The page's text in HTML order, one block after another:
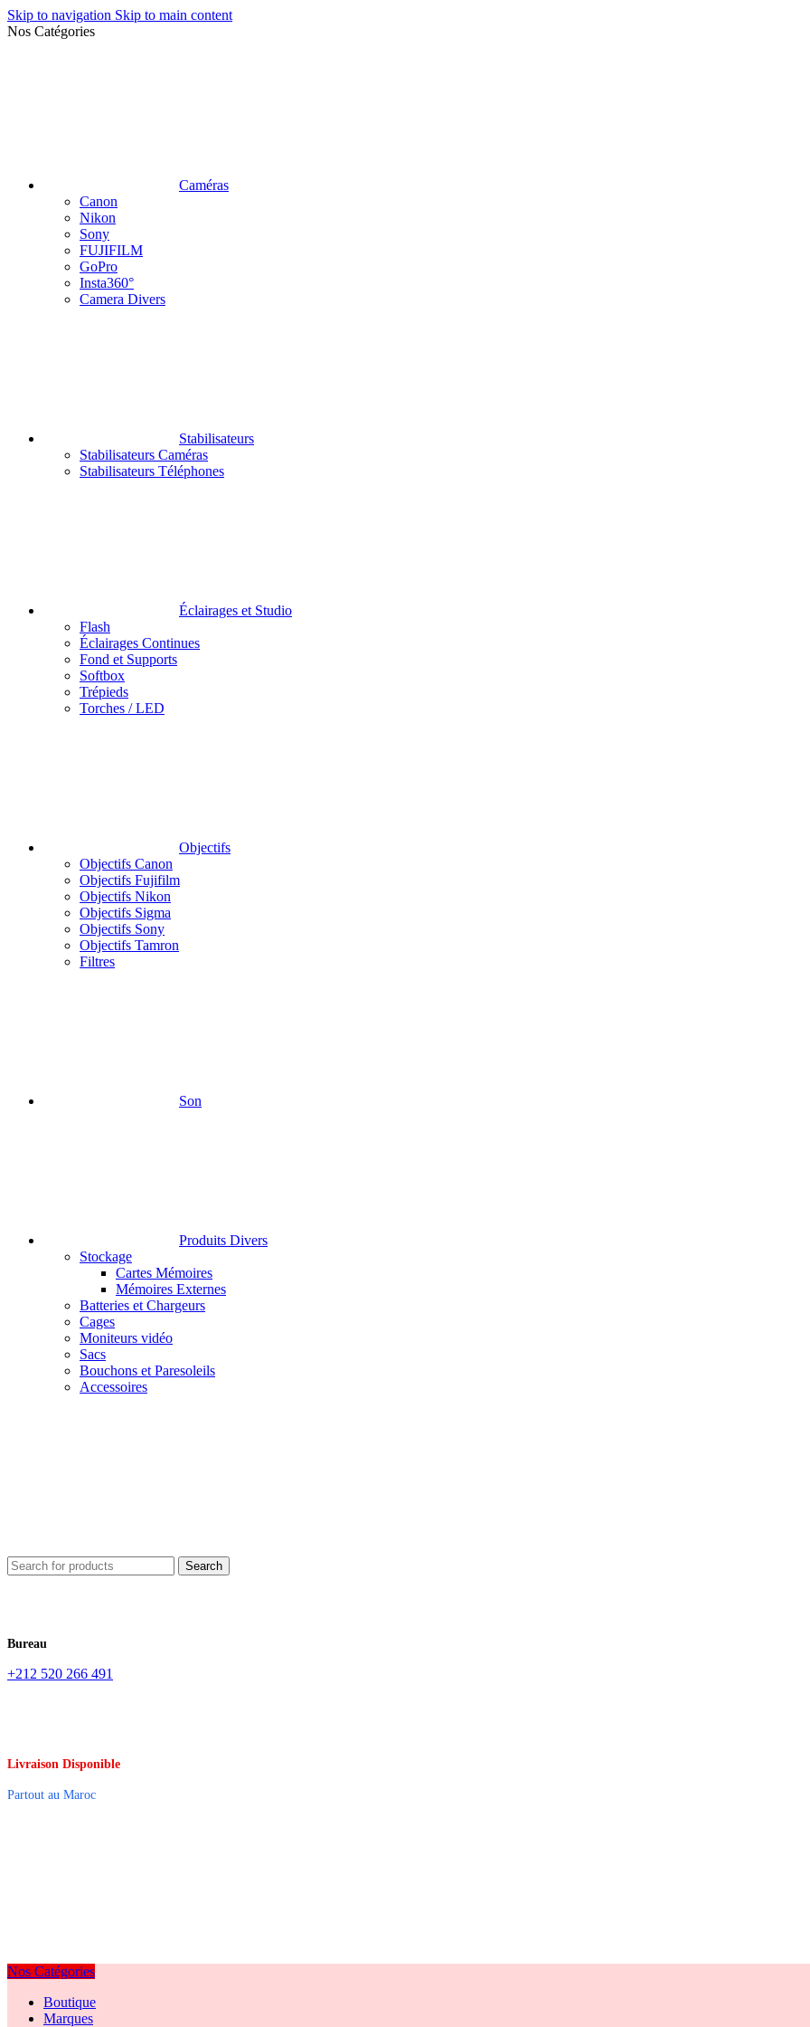
Skip to navigation Skip to main content
Nos Catégories
Caméras
Canon
Nikon
Sony
FUJIFILM
GoPro
Insta360°
Camera Divers
Stabilisateurs
Stabilisateurs Caméras
Stabilisateurs Téléphones
Éclairages et Studio
Flash
Éclairages Continues
Fond et Supports
Softbox
Trépieds
Torches / LED
Objectifs
Objectifs Canon
Objectifs Fujifilm
Objectifs Nikon
Objectifs Sigma
Objectifs Sony
Objectifs Tamron
Filtres
Son
Produits Divers
Stockage
Cartes Mémoires
Mémoires Externes
Batteries et Chargeurs
Cages
Moniteurs vidéo
Sacs
Bouchons et Paresoleils
Accessoires
Search
Bureau
+212 520 266 491
Livraison Disponible
Partout au Maroc
Nos Catégories
Boutique
Marques